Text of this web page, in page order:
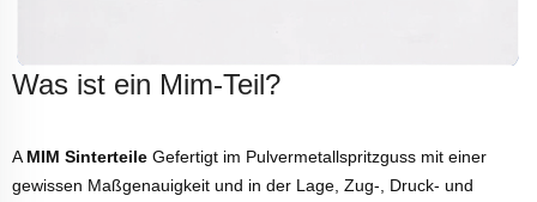
Was ist ein Mim-Teil?
A MIM Sinterteile Gefertigt im Pulvermetallspritzguss mit einer
gewissen Maßgenauigkeit und in der Lage, Zug-, Druck- und